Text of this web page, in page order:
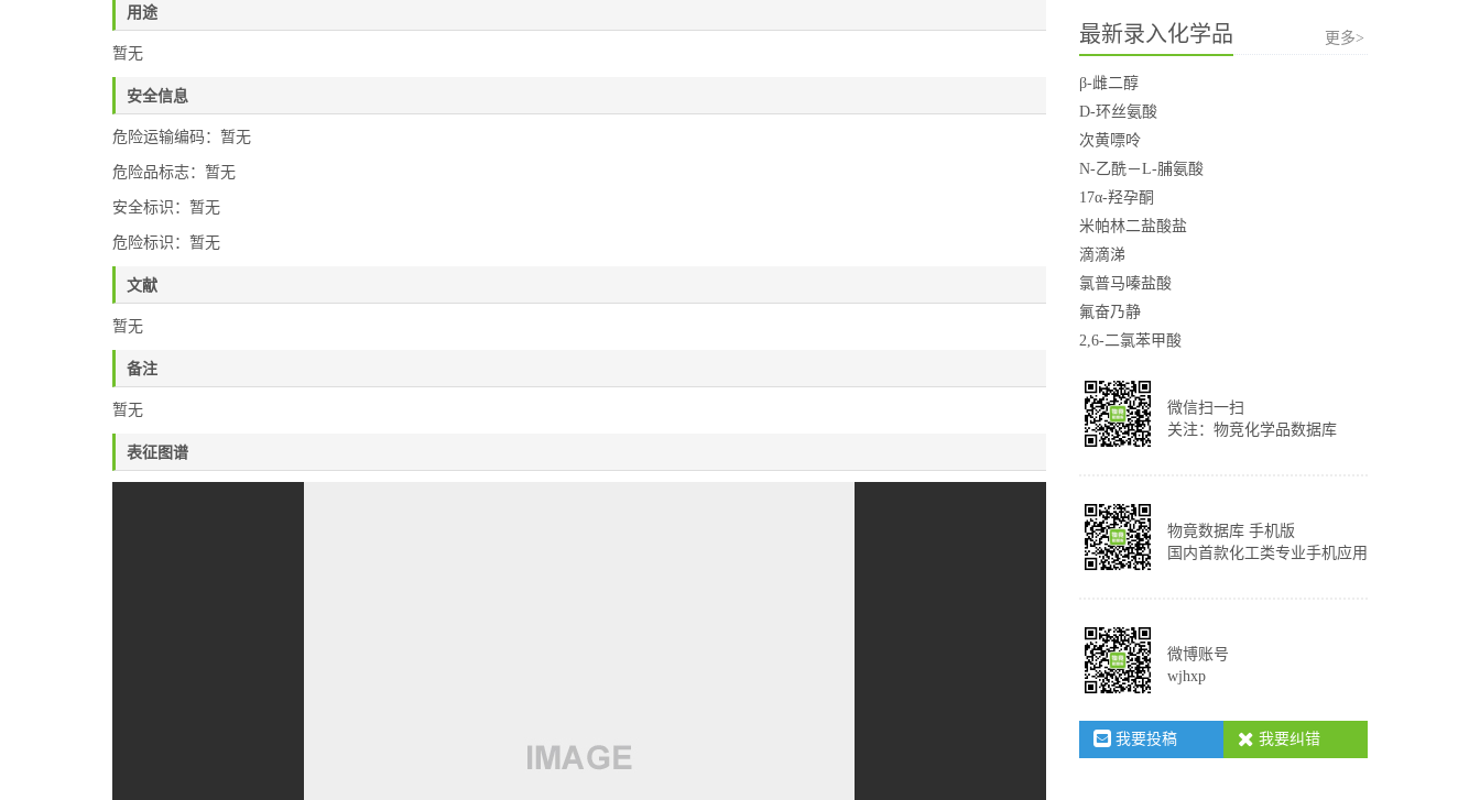
用途
暂无
安全信息
危险运输编码：暂无
危险品标志：暂无
安全标识：暂无
危险标识：暂无
文献
暂无
备注
暂无
表征图谱
最新录入化学品 更多>
β-雌二醇
D-环丝氨酸
次黄嘌呤
N-乙酰－L-脯氨酸
17α-羟孕酮
米帕林二盐酸盐
滴滴涕
氯普马嗪盐酸
氟奋乃静
2,6-二氯苯甲酸
微信扫一扫
关注：物竞化学品数据库
物竟数据库 手机版
国内首款化工类专业手机应用
微博账号
wjhxp
我要投稿 我要纠错